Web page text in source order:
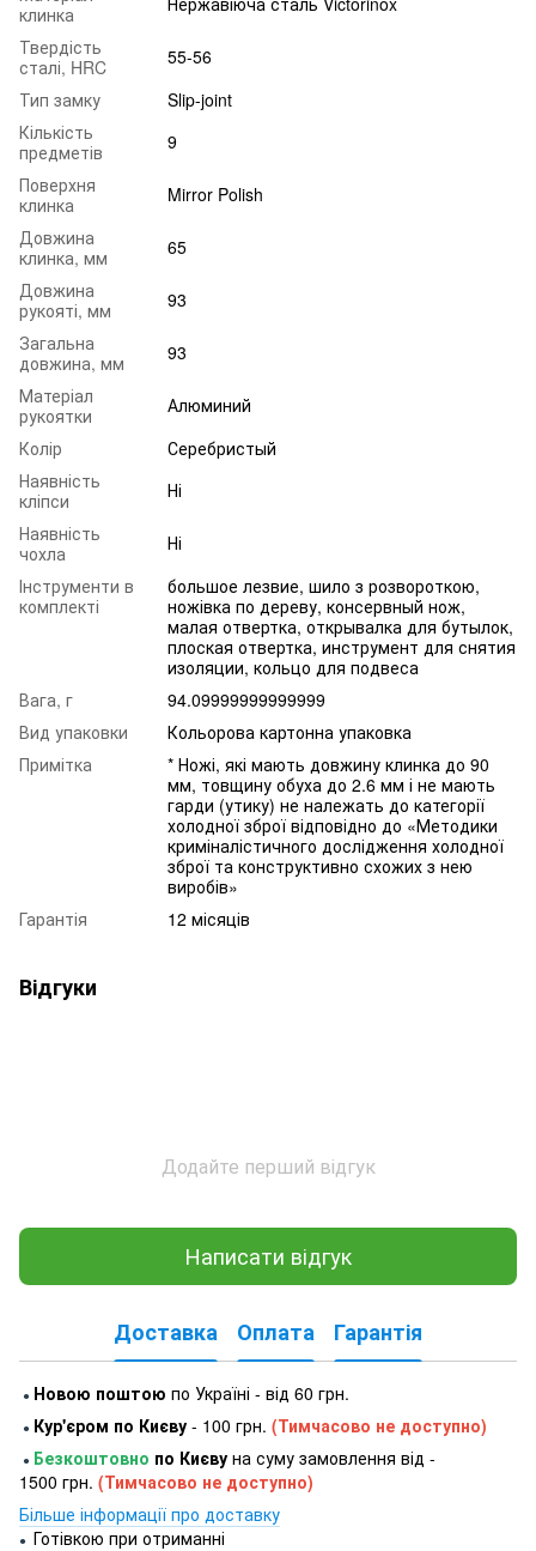
клинка
Твердість
сталі, HRC
55-56
Тип замку
Slip-joint
Кількість
предметів
9
Поверхня
клинка
Mirror Polish
Довжина
клинка, мм
65
Довжина
рукояті, мм
93
Загальна
довжина, мм
93
Матеріал
рукоятки
Алюминий
Колір
Серебристый
Наявність
кліпси
Ні
Наявність
чохла
Ні
Інструменти в
комплекті
большое лезвие, шило з розвороткою,
ножівка по дереву, консервный нож,
малая отвертка, открывалка для бутылок,
плоская отвертка, инструмент для снятия
изоляции, кольцо для подвеса
Вага, г
94.09999999999999
Вид упаковки
Кольорова картонна упаковка
Примітка
* Ножі, які мають довжину клинка до 90
мм, товщину обуха до 2.6 мм і не мають
гарди (утику) не належать до категорії
холодної зброї відповідно до «Методики
криміналістичного дослідження холодної
зброї та конструктивно схожих з нею
виробів»
Гарантія
12 місяців
Відгуки
Додайте перший відгук
Написати відгук
Доставка Оплата Гарантія
● Новою поштою по Україні - від 60 грн.
● Кур'єром по Києву - 100 грн. (Тимчасово не доступно)
● Безкоштовно по Києву на суму замовлення від -
1500 грн. (Тимчасово не доступно)
Більше інформації про доставку
● Готівкою при отриманні